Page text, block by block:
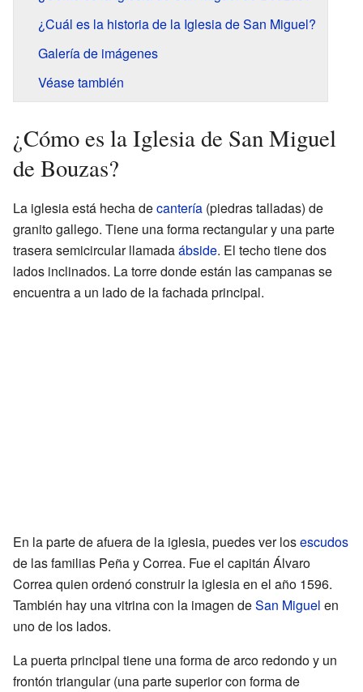
¿Cuál es la historia de la Iglesia de San Miguel?
Galería de imágenes
Véase también
¿Cómo es la Iglesia de San Miguel
de Bouzas?
La iglesia está hecha decantería (piedras talladas) de
granito gallego. Tiene una forma rectangular y una parte
trasera semicircular llamadaábside. El techo tiene dos
lados inclinados. La torre donde están las campanas se
encuentra a un lado de la fachada principal.
En la parte de afuera de la iglesia, puedes ver losescudos
de las familias Peña y Correa. Fue el capitán Álvaro
Correa quien ordenó construir la iglesia en el año 1596.
También hay una vitrina con la imagen deSan Miguel en
uno de los lados.
La puerta principal tiene una forma de arco redondo y un
frontón triangular (una parte superior con forma de